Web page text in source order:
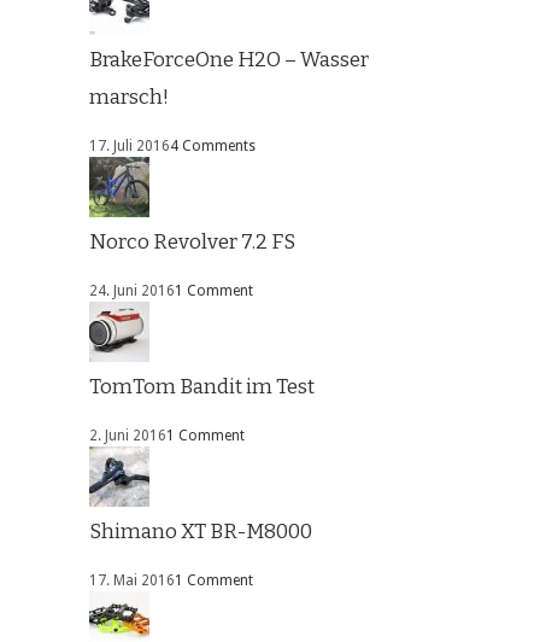
BrakeForceOne H2O – Wasser
marsch!
17. Juli 20164 Comments
Norco Revolver 7.2 FS
24. Juni 20161 Comment
TomTom Bandit im Test
2. Juni 20161 Comment
Shimano XT BR-M8000
17. Mai 20161 Comment